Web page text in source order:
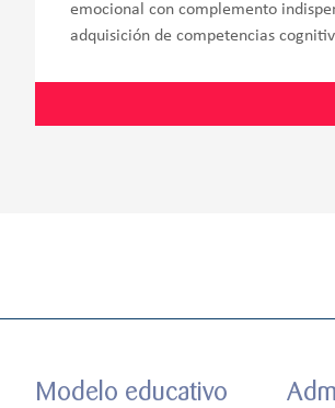
emocional con complemento
adquisición de competencias
Modelo educativo